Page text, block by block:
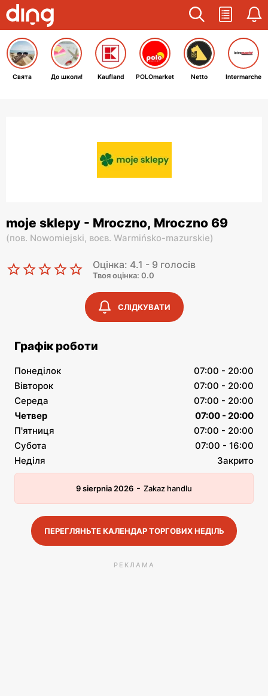
Свята До школи! Kaufland POLOmarket Netto Intermarche
moje sklepy - Mroczno, Mroczno 69
(пов. Nowomiejski, воєв. Warmińsko-mazurskie)
Оцінка: 4.1 - 9 голосів
Твоя оцінка: 0.0
СЛІДКУВАТИ
Графік роботи
Понеділок
07:00 - 20:00
Вівторок
07:00 - 20:00
Середа
07:00 - 20:00
Четвер
07:00 - 20:00
П'ятниця
07:00 - 20:00
Субота
07:00 - 16:00
Неділя
Закрито
9 sierpnia 2026 - Zakaz handlu
ПЕРЕГЛЯНЬТЕ КАЛЕНДАР ТОРГОВИХ НЕДІЛЬ
РЕКЛАМА